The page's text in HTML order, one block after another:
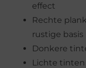
effect
Rechte
rustige basis
Donkere
Lichte tinten